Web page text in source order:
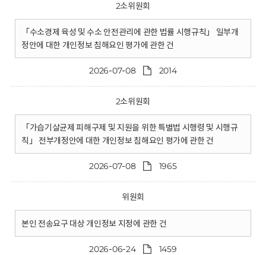
2소위원회
「수소경제 육성 및 수소 안전관리에 관한 법률 시행규칙」 일부개
정안에 대한 개인정보 침해요인 평가에 관한 건
2026-07-08 2014
2소위원회
「가습기살균제 피해구제 및 지원을 위한 특별법 시행령 및 시행규
칙」 전부개정안에 대한 개인정보 침해요인 평가에 관한 건
2026-07-08 1965
위원회
본인 전송요구 대상 개인정보 지정에 관한 건
2026-06-24 1459